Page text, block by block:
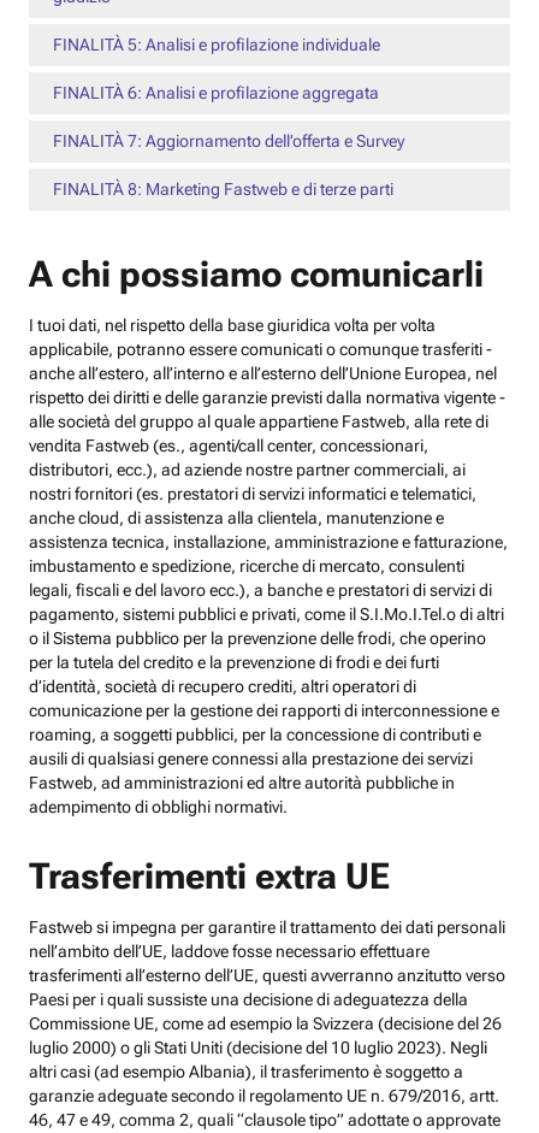
FINALITÀ 5: Analisi e profilazione individuale
FINALITÀ 6: Analisi e profilazione aggregata
FINALITÀ 7: Aggiornamento dell’offerta e Survey
FINALITÀ 8: Marketing Fastweb e di terze parti
A chi possiamo comunicarli
I tuoi dati, nel rispetto della base giuridica volta per volta
applicabile, potranno essere comunicati o comunque trasferiti -
anche all’estero, all’interno e all’esterno dell’Unione Europea, nel
rispetto dei diritti e delle garanzie previsti dalla normativa vigente -
alle società del gruppo al quale appartiene Fastweb, alla rete di
vendita Fastweb (es., agenti/call center, concessionari,
distributori, ecc.), ad aziende nostre partner commerciali, ai
nostri fornitori (es. prestatori di servizi informatici e telematici,
anche cloud, di assistenza alla clientela, manutenzione e
assistenza tecnica, installazione, amministrazione e fatturazione,
imbustamento e spedizione, ricerche di mercato, consulenti
legali, fiscali e del lavoro ecc.), a banche e prestatori di servizi di
pagamento, sistemi pubblici e privati, come il S.I.Mo.I.Tel.o di altri
o il Sistema pubblico per la prevenzione delle frodi, che operino
per la tutela del credito e la prevenzione di frodi e dei furti
d’identità, società di recupero crediti, altri operatori di
comunicazione per la gestione dei rapporti di interconnessione e
roaming, a soggetti pubblici, per la concessione di contributi e
ausili di qualsiasi genere connessi alla prestazione dei servizi
Fastweb, ad amministrazioni ed altre autorità pubbliche in
adempimento di obblighi normativi.
Trasferimenti extra UE
Fastweb si impegna per garantire il trattamento dei dati personali
nell’ambito dell’UE, laddove fosse necessario effettuare
trasferimenti all’esterno dell’UE, questi avverranno anzitutto verso
Paesi per i quali sussiste una decisione di adeguatezza della
Commissione UE, come ad esempio la Svizzera (decisione del 26
luglio 2000) o gli Stati Uniti (decisione del 10 luglio 2023). Negli
altri casi (ad esempio Albania), il trasferimento è soggetto a
garanzie adeguate secondo il regolamento UE n. 679/2016, artt.
46, 47 e 49, comma 2, quali “clausole tipo” adottate o approvate